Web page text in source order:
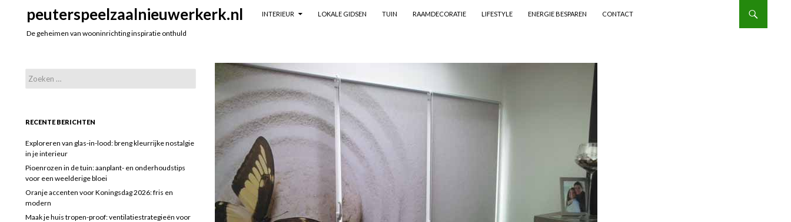
peuterspeelzaalnieuwerkerk.nl
INTERIEUR
LOKALE GIDSEN TUIN RAAMDECORATIE LIFESTYLE ENERGIE BESPAREN CONTACT
De geheimen van wooninrichting inspiratie onthuld
naar:
RECENTE BERICHTEN
Exploreren van glas-in-lood: breng kleurrijke nostalgie
in je interieur
Pioenrozen in de tuin: aanplant- en onderhoudstips
voor een weelderige bloei
Oranje accenten voor Koningsdag 2026: fris en
modern
Maak je huis tropen-proof: ventilatiestrategieën voor